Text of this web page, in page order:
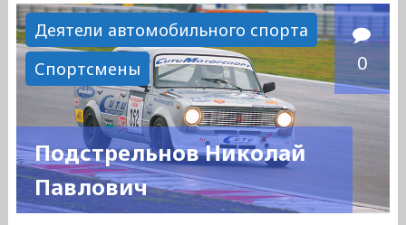
Васильевич"
Деятели автомобильного спорта
Спортсмены
0
Подстрельнов Николай
Павлович